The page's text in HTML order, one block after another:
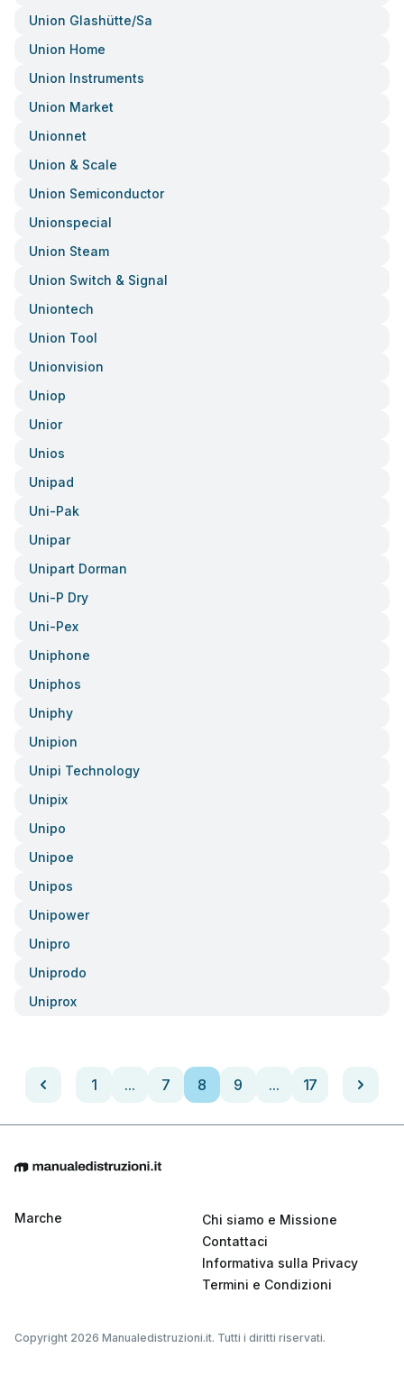
Union Glashütte/sa
Union Home
Union Instruments
Union Market
Unionnet
Union & Scale
Union Semiconductor
Unionspecial
Union Steam
Union Switch & Signal
Uniontech
Union Tool
Unionvision
Uniop
Unior
Unios
Unipad
Uni-Pak
Unipar
Unipart Dorman
Uni-P Dry
Uni-Pex
Uniphone
Uniphos
Uniphy
Unipion
Unipi Technology
Unipix
Unipo
Unipoe
Unipos
Unipower
Unipro
Uniprodo
Uniprox
1 ... 7 8 9 ... 17
Marche
Chi siamo e Missione
Contattaci
Informativa sulla Privacy
Termini e Condizioni
Copyright 2026 Manualedistruzioni.it. Tutti i diritti riservati.